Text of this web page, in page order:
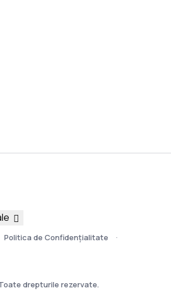
Politica de Confidențialitate
drepturile rezervate.